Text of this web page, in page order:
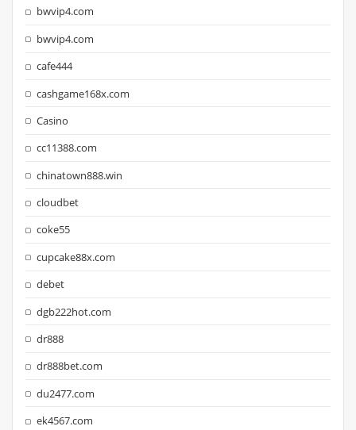
bwvip4.com
bwvip4.com
cafe444
cashgame168x.com
Casino
cc11388.com
chinatown888.win
cloudbet
coke55
cupcake88x.com
debet
dgb222hot.com
dr888
dr888bet.com
du2477.com
ek4567.com